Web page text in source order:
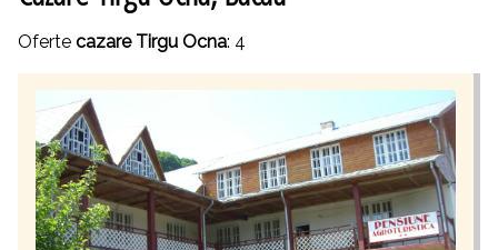
Oferte cazare Tirgu Ocna: 4